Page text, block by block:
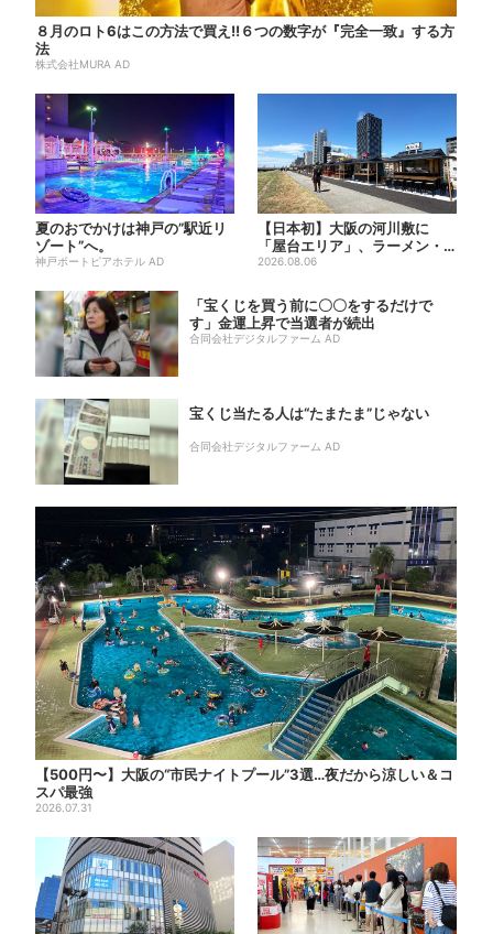
８月のロト6はこの方法で買え!!６つの数字が『完全一致』する方
法
株式会社MURA AD
夏のおでかけは神戸の”駅近リ
ゾート”へ。
神戸ポートピアホテル AD
【日本初】大阪の河川敷に
「屋台エリア」、ラーメン・
焼肉・しゃぶしゃぶ・カフェ
2026.08.06
「宝くじを買う前に〇〇をするだけで
す」金運上昇で当選者が続出
合同会社デジタルファーム AD
宝くじ当たる人は“たまたま”じゃない
合同会社デジタルファーム AD
【500円〜】大阪の“市民ナイトプール”3選…夜だから涼しい＆コ
スパ最強
2026.07.31